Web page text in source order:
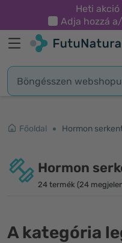
Heti
Adja hozzá
Főoldal Hormon
Hormon
24 termék (24
A kategória